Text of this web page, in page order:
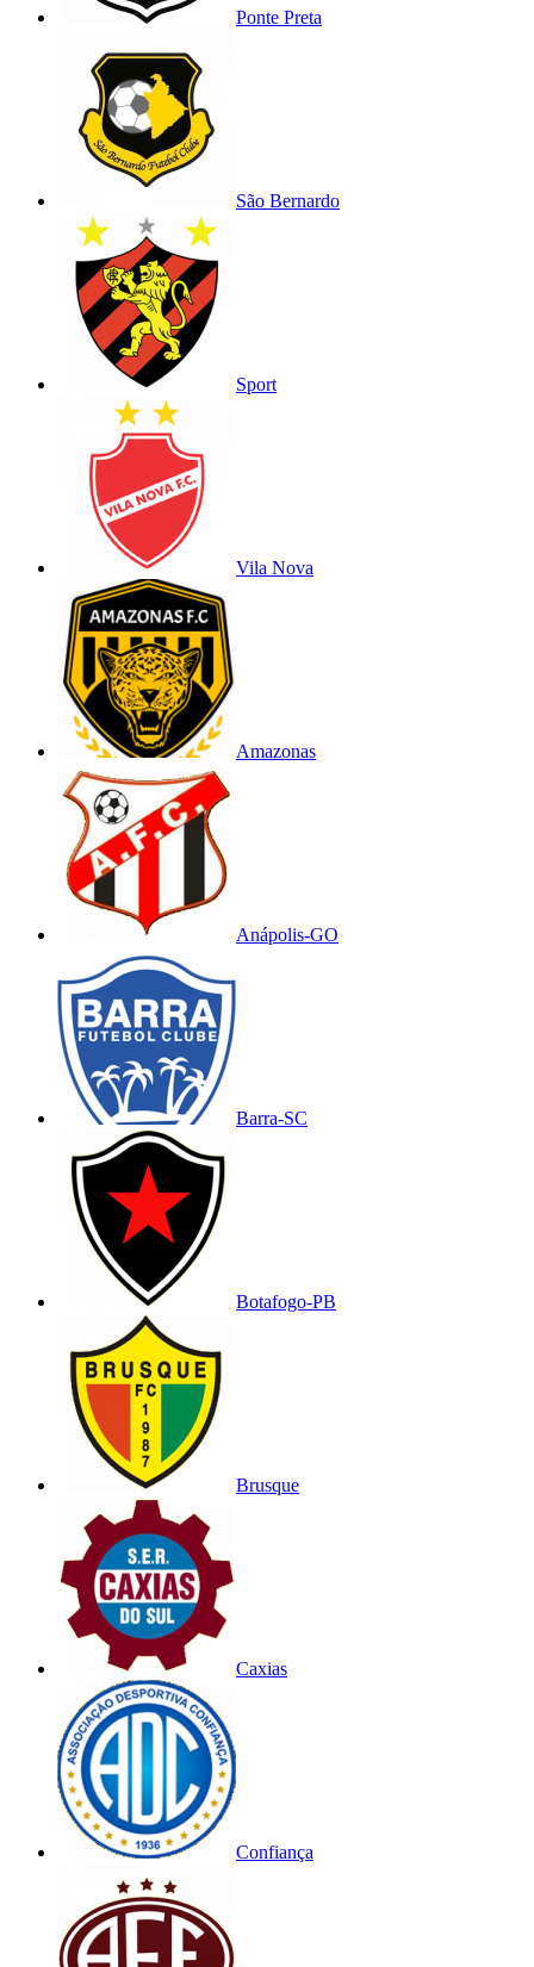
Ponte Preta
São Bernardo
Sport
Vila Nova
Amazonas
Anápolis-GO
Barra-SC
Botafogo-PB
Brusque
Caxias
Confiança